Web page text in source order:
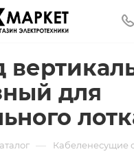
для
— Кабеленесущие